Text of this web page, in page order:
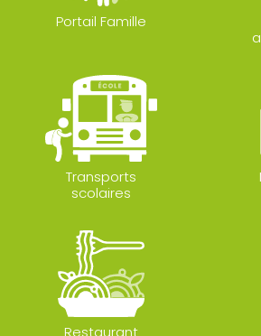
Portail Famille
Transports
scolaires
Restaurant